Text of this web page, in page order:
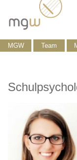
MGW Team